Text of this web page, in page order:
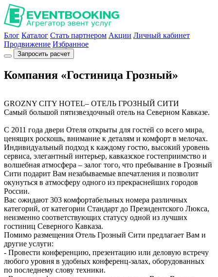
Блог Каталог Стать партнером Акции Личный кабинет
Продвижение Избранное
Запросить расчет
Компания «Гостиница Грозный»
GROZNY CITY HOTEL– ОТЕЛЬ ГРОЗНЫЙ СИТИ
Самый большой пятизвездочный отель на Северном Кавказе.
С 2011 года двери Отеля открыты для гостей со всего мира,
ценящих роскошь, внимание к деталям и комфорт в мелочах.
Индивидуальный подход к каждому гостю, высокий уровень
сервиса, элегантный интерьер, кавказское гостеприимство и
волшебная атмосфера – залог того, что пребывание в Грозный
Сити подарит Вам незабываемые впечатления и позволит
окунуться в атмосферу одного из прекраснейших городов
России.
Вас ожидают 303 комфортабельных номера различных
категорий, от категории Стандарт до Президентского Люкса,
неизменно соответствующих статусу одной из лучших
гостиниц Северного Кавказа.
Помимо размещения Отель Грозный Сити предлагает Вам и
другие услуги:
- Провести конференцию, презентацию или деловую встречу
любого уровня в удобных конференц-залах, оборудованных
по последнему слову техники.